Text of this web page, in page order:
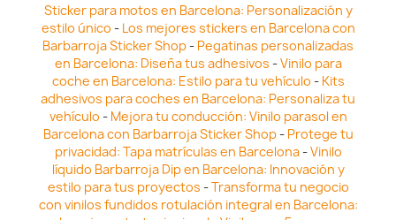
Sticker para motos en Barcelona: Personalización y
estilo único - Los mejores stickers en Barcelona con
Barbarroja Sticker Shop- Pegatinas personalizadas
en Barcelona: Diseña tus adhesivos -Vinilo para
coche en Barcelona: Estilo para tu vehículo - Kits
adhesivos para coches en Barcelona: Personaliza tu
vehículo - Mejora tu conducción: Vinilo parasol en
Barcelona con Barbarroja Sticker Shop- Protege tu
privacidad: Tapa matrículas en Barcelona-Vinilo
líquido Barbarroja Dip en Barcelona: Innovación y
estilo para tus proyectos -Transforma tu negocio
con vinilos fundidos rotulación integral en Barcelona: